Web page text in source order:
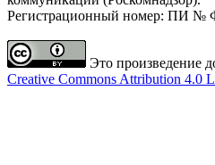
Регистрационный номер: ПИ №
Это произведение
Creative Commons Attribution 4.0